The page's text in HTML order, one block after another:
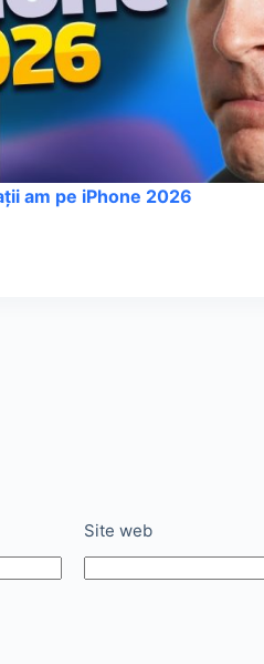
am pe iPhone 2026
Site web